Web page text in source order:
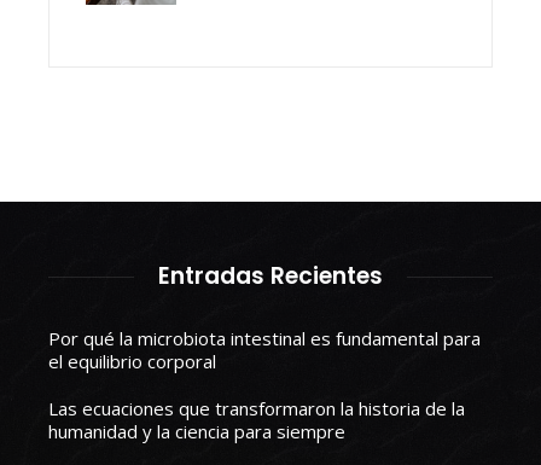
Entradas Recientes
Por qué la microbiota intestinal es fundamental para
el equilibrio corporal
Las ecuaciones que transformaron la historia de la
humanidad y la ciencia para siempre